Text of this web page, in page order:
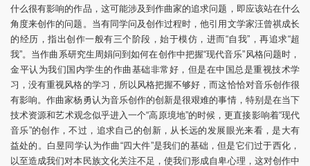
什么很有影响的作品，这可能涉及到作曲家的追求问题，即应该站在什么
角度来创作的问题。当有同学问及创作过程时，他引用文学家汪曾祺成长
的经历，指出创作一般有三个阶段，始于模仿，进而“自我”，再追求“超
我”。当作曲系研究生周娟问到如何在创作中把握“现代音乐”风格问题时，
金平认为我们国内学生的作曲基础非常好，但是在中国总是重视技术学
习，没有重视风格的学习，所以风格把握不够好，而这恰恰对音乐创作很
有影响。作曲家杨勇认为音乐创作的创新是很艰难的事情，特别是在当下
技术资源和艺术观念似乎进入一个“高原境地”的时候，更直接影响着“现代
音乐”的创作，不过，追求自己的创新，从长远的发展眼光来看，是大有
益处的。白昱同学认为作曲“四大件”是我们的基础，但是它们过于西化，
以至造成我们对本民族文化关注不足，使我们形成自卑心理，这对创作中